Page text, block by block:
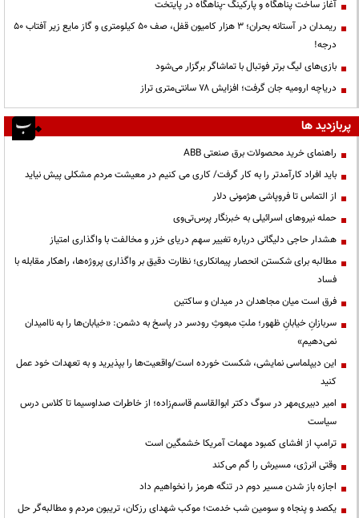
آغاز ساخت پناهگاه و پارکینگ -پناهگاه در پایتخت
ریمـدان در آستانه بحران؛ ۳ هزار کامیون قفل، صف ۵۰ کیلومتری و گاز مایع زیر آفتاب ۵۰
درجه!
بازی‌های لیگ برتر فوتبال با تماشاگر برگزار می‌شود
دریاچه ارومیه جان گرفت؛ افزایش ۷۸ سانتی‌متری تراز
پربازدید ها
راهنمای خرید محصولات برق صنعتی ABB
باید افراد کارآمدتر را به کار گرفت/ کاری می کنیم در معیشت مردم مشکلی پیش نیاید
از التماس تا فروپاشی هژمونی دلار
حمله نیروهای اسرائیلی به خبرنگار پرس‌تی‌وی
هشدار حاجی دلیگانی درباره تغییر سهم دریای خزر و مخالفت با واگذاری امتیاز
مطالبه برای شکستن انحصار پیمانکاری؛ نظارت دقیق بر واگذاری پروژه‌ها، راهکار مقابله با
فساد
فرق است میان مجاهدان در میدان و ساکتین
سربازانِ خیابانِ ظهور؛ ملتِ مبعوثِ رودسر در پاسخ به دشمن: «خیابان‌ها را به ناامیدان
نمی‌دهیم»
این دیپلماسی نمایشی، شکست خورده است/واقعیت‌ها را بپذیرید و به تعهدات خود عمل
کنید
امیر دبیری‌مهر در سوگ دکتر ابوالقاسم قاسم‌زاده؛ از خاطرات صداوسیما تا کلاس درس
سیاست
ترامپ از افشای کمبود مهمات آمریکا خشمگین است
وقتی انرژی، مسیرش را گم می‌کند
اجازه باز شدن مسیر دوم در تنگه هرمز را نخواهیم داد
یکصد و پنجاه و سومین شب خدمت؛ موکب شهدای رزکان، تریبون مردم و مطالبه‌گر حل